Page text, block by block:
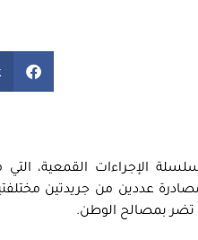
الإجراءات القمعية،
عددين من جريدتين
تضر بمصالح الوطن.